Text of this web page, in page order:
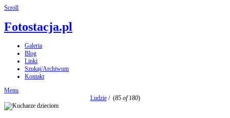
Scroll
Fotostacja.pl
Galeria
Blog
Linki
Szukaj/Archiwum
Kontakt
Menu
Ludzie/ (85 of 180)